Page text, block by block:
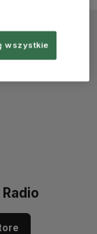
wszystkie